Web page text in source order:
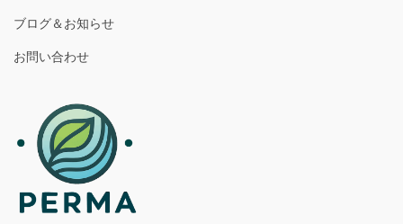
ブログ＆お知らせ
お問い合わせ